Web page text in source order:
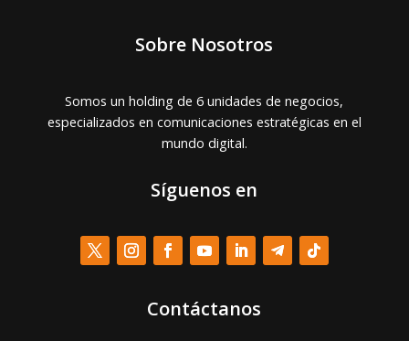
Sobre Nosotros
Somos un holding de 6 unidades de negocios,
especializados en comunicaciones estratégicas en el
mundo digital.
Síguenos en
Contáctanos